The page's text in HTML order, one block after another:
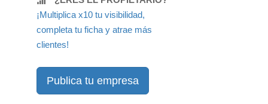
¡Multiplica x10 tu visibilidad,
completa tu ficha y atrae más
clientes!
Publica tu empresa